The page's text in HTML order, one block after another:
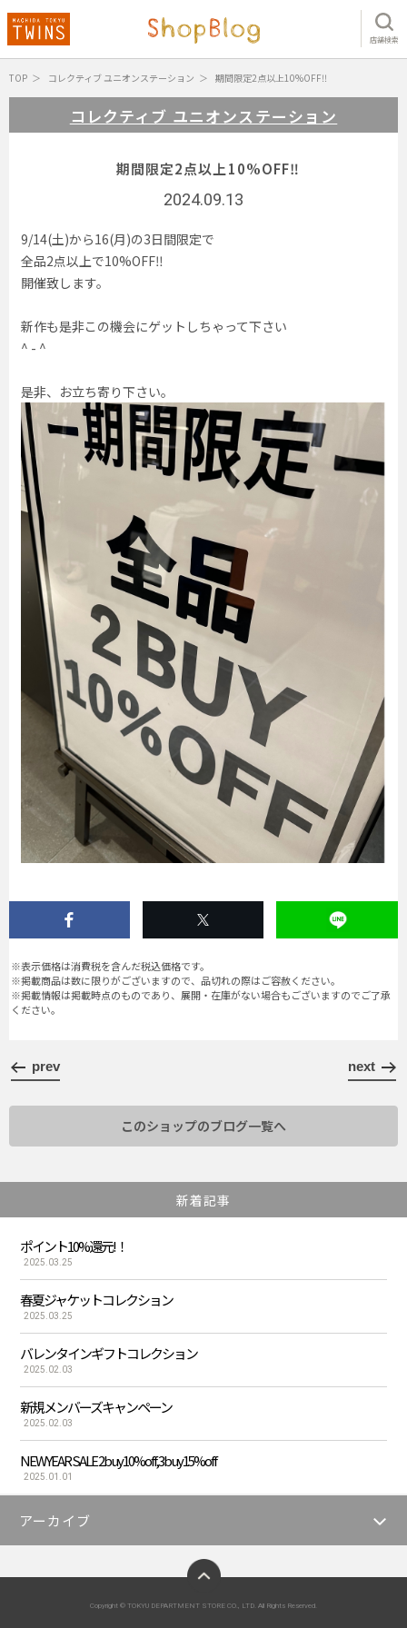
店舗検索
TOP コレクティブ ユニオンステーション 期間限定2点以上10%OFF‼️
コレクティブ ユニオンステーション
期間限定2点以上10%OFF‼️
2024.09.13
9/14(土)から16(月)の3日間限定で
全品2点以上で10%OFF‼️
開催致します。
新作も是非この機会にゲットしちゃって下さい
^ - ^
是非、お立ち寄り下さい。
※表示価格は消費税を含んだ税込価格です。
※掲載商品は数に限りがございますので、品切れの際はご容赦ください。
※掲載情報は掲載時点のものであり、展開・在庫がない場合もございますのでご了承
ください。
prev next
このショップのブログ一覧へ
新着記事
ポイント10%還元!！
2025.03.25
春夏ジャケットコレクション
2025.03.25
バレンタインギフトコレクション
2025.02.03
新規メンバーズキャンペーン
2025.02.03
NEWYEAR SALE 2buy10%off,3buy15%off
2025.01.01
アーカイブ
Copyright © TOKYU DEPARTMENT STORE CO., LTD. All Rights Reserved.